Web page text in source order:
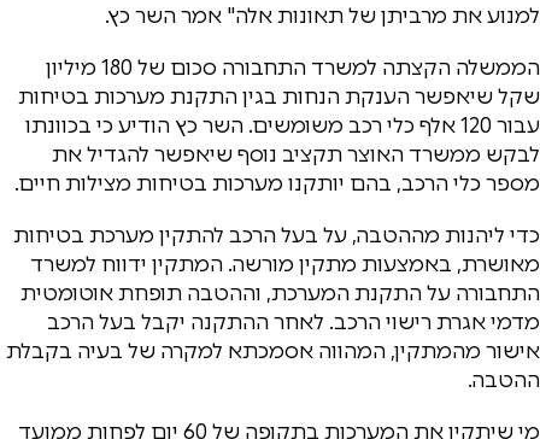
למנוע את מרביתן של תאונות אלה" אמר השר כץ.
הממשלה הקצתה למשרד התחבורה סכום של 180 מיליון
שקל שיאפשר הענקת הנחות בגין התקנת מערכות בטיחות
עבור 120 אלף כלי רכב משומשים. השר כץ הודיע כי בכוונתו
לבקש ממשרד האוצר תקציב נוסף שיאפשר להגדיל את
מספר כלי הרכב, בהם יותקנו מערכות בטיחות מצילות חיים.
כדי ליהנות מההטבה, על בעל הרכב להתקין מערכת בטיחות
מאושרת, באמצעות מתקין מורשה. המתקין ידווח למשרד
התחבורה על התקנת המערכת, וההטבה תופחת אוטומטית
מדמי אגרת רישוי הרכב. לאחר ההתקנה יקבל בעל הרכב
אישור מהמתקין, המהווה אסמכתא למקרה של בעיה בקבלת
ההטבה.
מי שיתקין את המערכות בתקופה של 60 יום לפחות ממועד